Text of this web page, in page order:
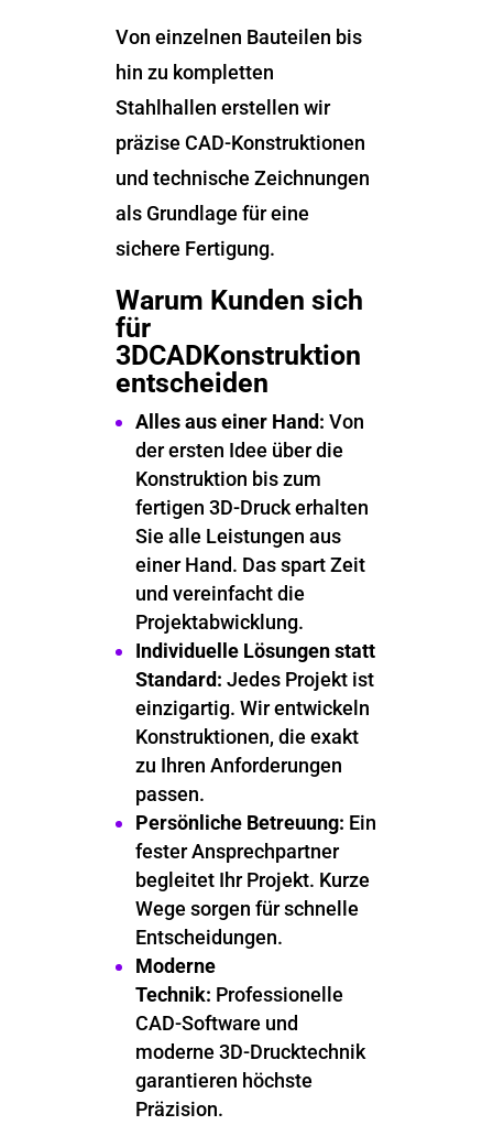
Von einzelnen Bauteilen bis
hin zu kompletten
Stahlhallen erstellen wir
präzise CAD-Konstruktionen
und technische Zeichnungen
als Grundlage für eine
sichere Fertigung.
Warum Kunden sich
für
3DCADKonstruktion
entscheiden
Alles aus einer Hand: Von
der ersten Idee über die
Konstruktion bis zum
fertigen 3D-Druck erhalten
Sie alle Leistungen aus
einer Hand. Das spart Zeit
und vereinfacht die
Projektabwicklung.
Individuelle Lösungen statt
Standard: Jedes Projekt ist
einzigartig. Wir entwickeln
Konstruktionen, die exakt
zu Ihren Anforderungen
passen.
Persönliche Betreuung: Ein
fester Ansprechpartner
begleitet Ihr Projekt. Kurze
Wege sorgen für schnelle
Entscheidungen.
Moderne
Technik: Professionelle
CAD-Software und
moderne 3D-Drucktechnik
garantieren höchste
Präzision.